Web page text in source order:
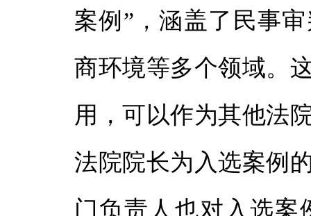
案例”，涵盖了民事
商环境等多个领域。
用，可以作为其他法
法院院长为入选案例
门负责人也对入选案